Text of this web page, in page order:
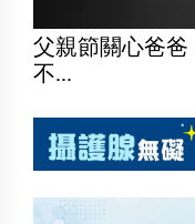
父親節關心爸
不...